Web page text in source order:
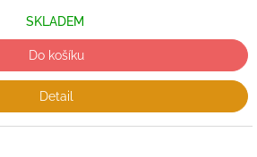
SKLADEM
Do košíku
Detail